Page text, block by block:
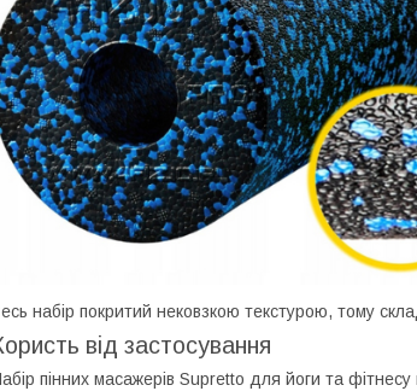
набір покритий нековзкою текстурою, тому
від застосування
пінних масажерів Supretto для йоги та